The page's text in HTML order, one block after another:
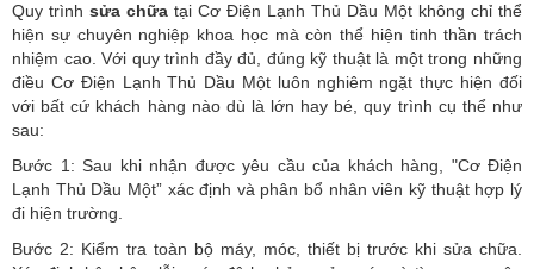
Quy trình sửa chữa tại Cơ Điện Lạnh Thủ Dầu Một không chỉ thể
hiện sự chuyên nghiệp khoa học mà còn thể hiện tinh thần trách
nhiệm cao. Với quy trình đầy đủ, đúng kỹ thuật là một trong những
điều Cơ Điện Lạnh Thủ Dầu Một luôn nghiêm ngặt thực hiện đối
với bất cứ khách hàng nào dù là lớn hay bé, quy trình cụ thể như
sau:
Bước 1: Sau khi nhận được yêu cầu của khách hàng, "Cơ Điện
Lạnh Thủ Dầu Một” xác định và phân bổ nhân viên kỹ thuật hợp lý
đi hiện trường.
Bước 2: Kiểm tra toàn bộ máy, móc, thiết bị trước khi sửa chữa.